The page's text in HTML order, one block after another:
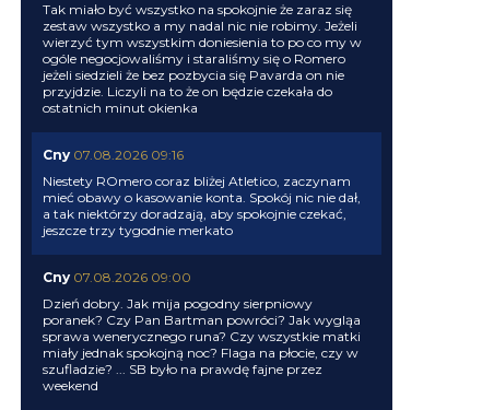
Tak miało być wszystko na spokojnie że zaraz się
zestaw wszystko a my nadal nic nie robimy. Jeżeli
wierzyć tym wszystkim doniesienia to po co my w
ogóle negocjowaliśmy i staraliśmy się o Romero
jeżeli siedzieli że bez pozbycia się Pavarda on nie
przyjdzie. Liczyli na to że on będzie czekała do
ostatnich minut okienka
Cny 07.08.2026 09:16
Niestety ROmero coraz bliżej Atletico, zaczynam
mieć obawy o kasowanie konta. Spokój nic nie dał,
a tak niektórzy doradzają, aby spokojnie czekać,
jeszcze trzy tygodnie merkato
Cny 07.08.2026 09:00
Dzień dobry. Jak mija pogodny sierpniowy
poranek? Czy Pan Bartman powróci? Jak wygląa
sprawa wenerycznego runa? Czy wszystkie matki
miały jednak spokojną noc? Flaga na płocie, czy w
szufladzie? ... SB było na prawdę fajne przez
weekend